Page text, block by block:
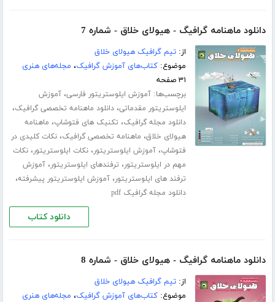
دانلود ماهنامه گرافیگ - هیولای خلاق - شماره 7
از:تیم گرافیک هیولای خلاق
موضوع:کتاب‌های آموزش گرافیک، مجله‌های هنری
۳۱ صفحه
برچسب‌ها:آموزش ایلوستریتور فارسی،آموزش
ایلوستریتور مقدماتی،دانلود ماهنامه تخصصی گرافیک،
دانلود مجله گرافیک، تکنیک های فتوشاپ، ماهنامه
هیولای خلاق، ماهنامه تخصصی گرافیک،نکات کلیدی در
فتوشاپ،آموزش ایلوستریتور،نکات ایلوستریتور،نکات
مهم در ایلوستریتور، ترفندهای ایلوستریتور،آموزش
ترفند های ایلوستریتور،آموزش ایلوستریتور پیشرفته،
دانلود مجله گرافیک pdf
دانلود کتاب
دانلود ماهنامه گرافیگ - هیولای خلاق - شماره 8
از:تیم گرافیک هیولای خلاق
موضوع:کتاب‌های آموزش گرافیک، مجله‌های هنری